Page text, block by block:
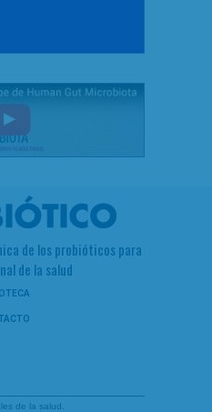
de los probióticos para
de la salud
de la salud.